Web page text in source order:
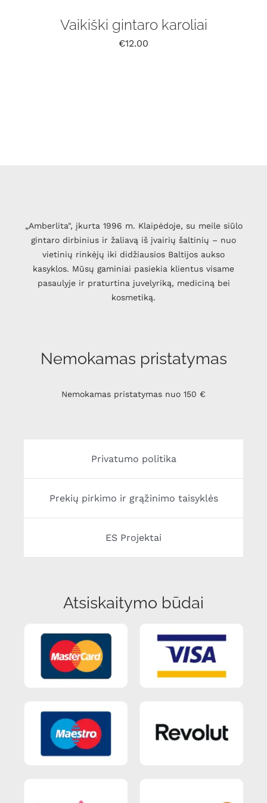
Vaikiški gintaro karoliai
€12.00
„Amberlita", įkurta 1996 m. Klaipėdoje, su meile siūlo
gintaro dirbinius ir žaliavą iš įvairių šaltinių – nuo
vietinių rinkėjų iki didžiausios Baltijos aukso
kasyklos. Mūsų gaminiai pasiekia klientus visame
pasaulyje ir praturtina juvelyriką, mediciną bei
kosmetiką.
Nemokamas pristatymas
Nemokamas pristatymas nuo 150 €
Privatumo politika
Prekių pirkimo ir grąžinimo taisyklės
ES Projektai
Atsiskaitymo būdai